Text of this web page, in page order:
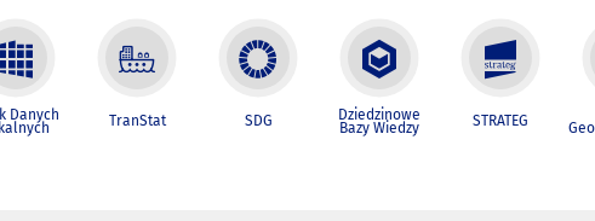
Danych TranStat SDG Dziedzinowe
Bazy Wiedzy STRATEG